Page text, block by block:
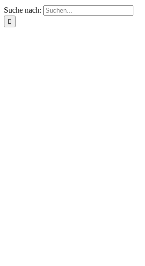
Suche nach: